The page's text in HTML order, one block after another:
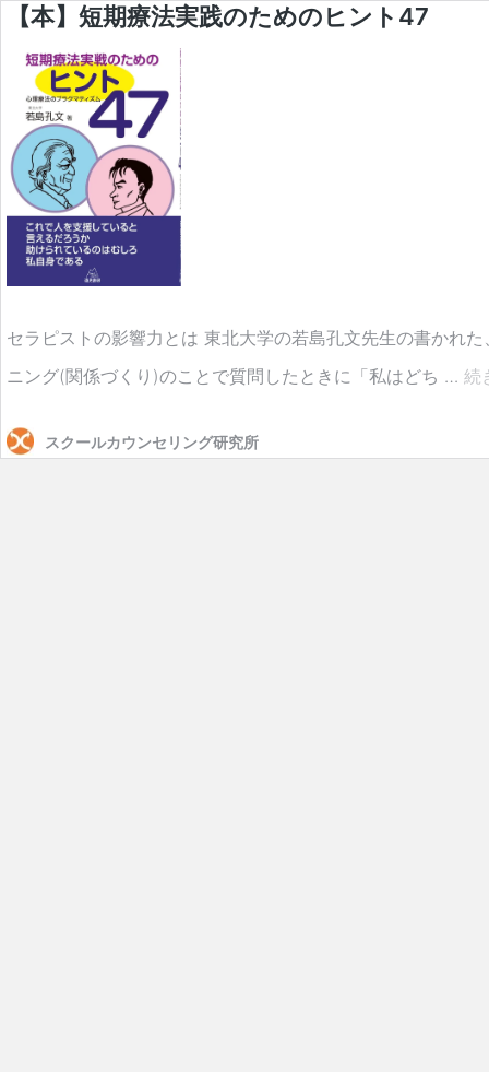
【本】短期療法実践のためのヒント47
セラピストの影響力とは 東北大学の若島孔文先生の書かれ
ニング(関係づくり)のことで質問したときに「私はどち … 続
スクールカウンセリング研究所